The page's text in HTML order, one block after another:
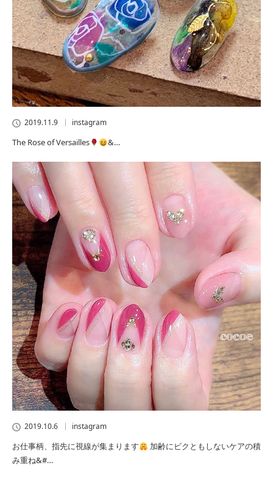
2019.11.9 instagram
The Rose of Versailles &…
2019.10.6 instagram
お仕事柄、指先に視線が集まります
加齢にビクともしないケアの積
み重ね&#…